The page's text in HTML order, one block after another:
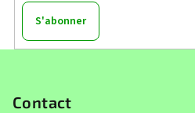
S'abonner
Contact